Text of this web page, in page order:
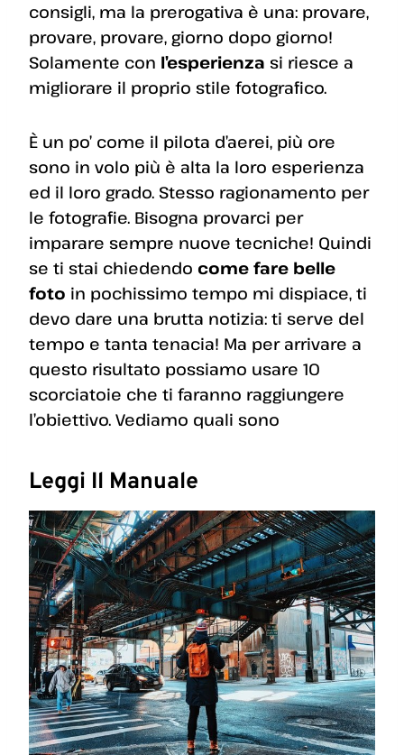
consigli, ma la prerogativa è una: provare,
provare, provare, giorno dopo giorno!
Solamente con l’esperienza si riesce a
migliorare il proprio stile fotografico.
È un po’ come il pilota d’aerei, più ore
sono in volo più è alta la loro esperienza
ed il loro grado. Stesso ragionamento per
le fotografie. Bisogna provarci per
imparare sempre nuove tecniche! Quindi
se ti stai chiedendo come fare belle
foto in pochissimo tempo mi dispiace, ti
devo dare una brutta notizia: ti serve del
tempo e tanta tenacia! Ma per arrivare a
questo risultato possiamo usare 10
scorciatoie che ti faranno raggiungere
l’obiettivo. Vediamo quali sono
Leggi Il Manuale